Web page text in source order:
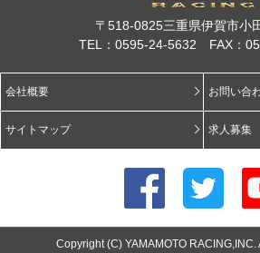
〒518-0825三重県伊賀市小
TEL：0595-24-5632 FAX：
会社概要 お問い合
サイトマップ 求人募集
Copyright (C) YAMAMOTO RACING,INC.